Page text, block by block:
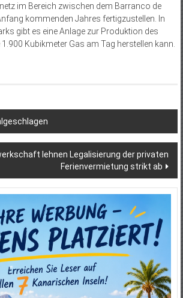
im Bereich zwischen dem Barranco de
kommenden Jahres fertigzustellen. In
gibt es eine Anlage zur Produktion des
Kubikmeter Gas am Tag herstellen kann.
lehnen Legalisierung der privaten
Ferienvermietung strikt ab